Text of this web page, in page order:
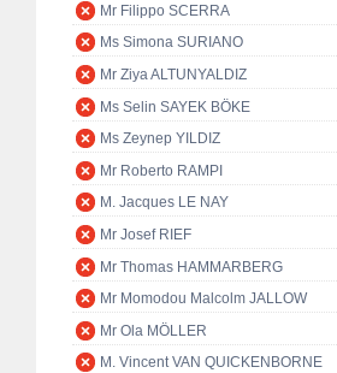
Mr Filippo SCERRA
Ms Simona SURIANO
Mr Ziya ALTUNYALDIZ
Ms Selin SAYEK BÖKE
Ms Zeynep YILDIZ
Mr Roberto RAMPI
M. Jacques LE NAY
Mr Josef RIEF
Mr Thomas HAMMARBERG
Mr Momodou Malcolm JALLOW
Mr Ola MÖLLER
M. Vincent VAN QUICKENBORNE